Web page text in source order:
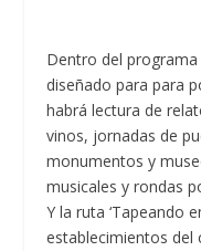
Dentro del
diseñado para para
habrá lectura de
vinos, jornadas de
monumentos y
musicales y rondas
Y la ruta ‘Tapeando
establecimientos del